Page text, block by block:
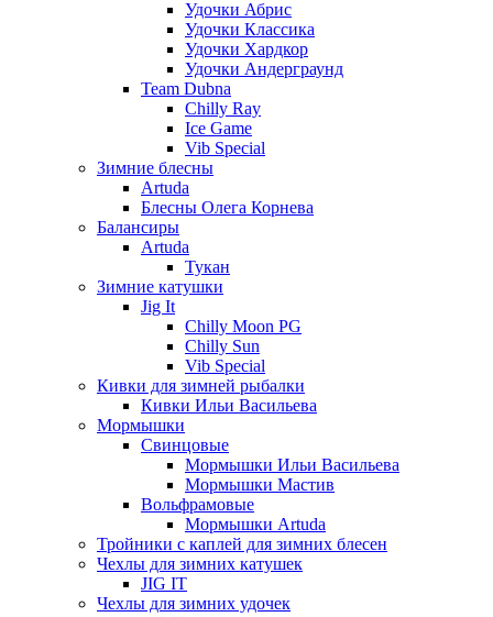
Удочки Абрис
Удочки Классика
Удочки Хардкор
Удочки Андерграунд
Team Dubna
Chilly Ray
Ice Game
Vib Special
Зимние блесны
Artuda
Блесны Олега Корнева
Балансиры
Artuda
Тукан
Зимние катушки
Jig It
Chilly Moon PG
Chilly Sun
Vib Special
Кивки для зимней рыбалки
Кивки Ильи Васильева
Мормышки
Свинцовые
Мормышки Ильи Васильева
Мормышки Мастив
Вольфрамовые
Мормышки Artuda
Тройники с каплей для зимних блесен
Чехлы для зимних катушек
JIG IT
Чехлы для зимних удочек